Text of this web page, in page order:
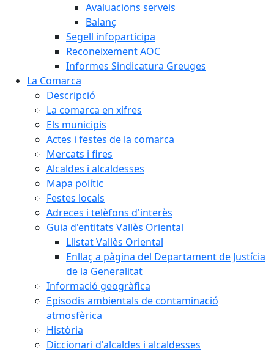
Avaluacions serveis
Balanç
Segell infoparticipa
Reconeixement AOC
Informes Sindicatura Greuges
La Comarca
Descripció
La comarca en xifres
Els municipis
Actes i festes de la comarca
Mercats i fires
Alcaldes i alcaldesses
Mapa polític
Festes locals
Adreces i telèfons d'interès
Guia d'entitats Vallès Oriental
Llistat Vallès Oriental
Enllaç a pàgina del Departament de Justícia
de la Generalitat
Informació geogràfica
Episodis ambientals de contaminació
atmosfèrica
Història
Diccionari d'alcaldes i alcaldesses